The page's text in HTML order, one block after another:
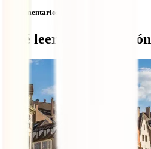
Sin comentarios
Qué leer a continuación